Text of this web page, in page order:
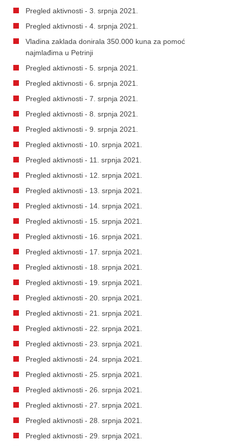
Pregled aktivnosti - 3. srpnja 2021.
Pregled aktivnosti - 4. srpnja 2021.
Vladina zaklada donirala 350.000 kuna za pomoć
najmlađima u Petrinji
Pregled aktivnosti - 5. srpnja 2021.
Pregled aktivnosti - 6. srpnja 2021.
Pregled aktivnosti - 7. srpnja 2021.
Pregled aktivnosti - 8. srpnja 2021.
Pregled aktivnosti - 9. srpnja 2021.
Pregled aktivnosti - 10. srpnja 2021.
Pregled aktivnosti - 11. srpnja 2021.
Pregled aktivnosti - 12. srpnja 2021.
Pregled aktivnosti - 13. srpnja 2021.
Pregled aktivnosti - 14. srpnja 2021.
Pregled aktivnosti - 15. srpnja 2021.
Pregled aktivnosti - 16. srpnja 2021.
Pregled aktivnosti - 17. srpnja 2021.
Pregled aktivnosti - 18. srpnja 2021.
Pregled aktivnosti - 19. srpnja 2021.
Pregled aktivnosti - 20. srpnja 2021.
Pregled aktivnosti - 21. srpnja 2021.
Pregled aktivnosti - 22. srpnja 2021.
Pregled aktivnosti - 23. srpnja 2021.
Pregled aktivnosti - 24. srpnja 2021.
Pregled aktivnosti - 25. srpnja 2021.
Pregled aktivnosti - 26. srpnja 2021.
Pregled aktivnosti - 27. srpnja 2021.
Pregled aktivnosti - 28. srpnja 2021.
Pregled aktivnosti - 29. srpnja 2021.